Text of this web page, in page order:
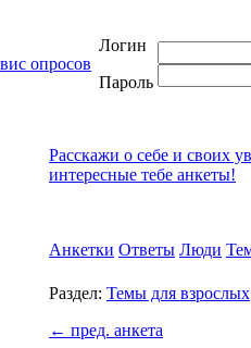
Логин
Пароль
Расскажи о себе и своих
интересные тебе анкеты!
Анкетки Ответы Люди
Раздел: Темы для взрослых
← пред. анкета